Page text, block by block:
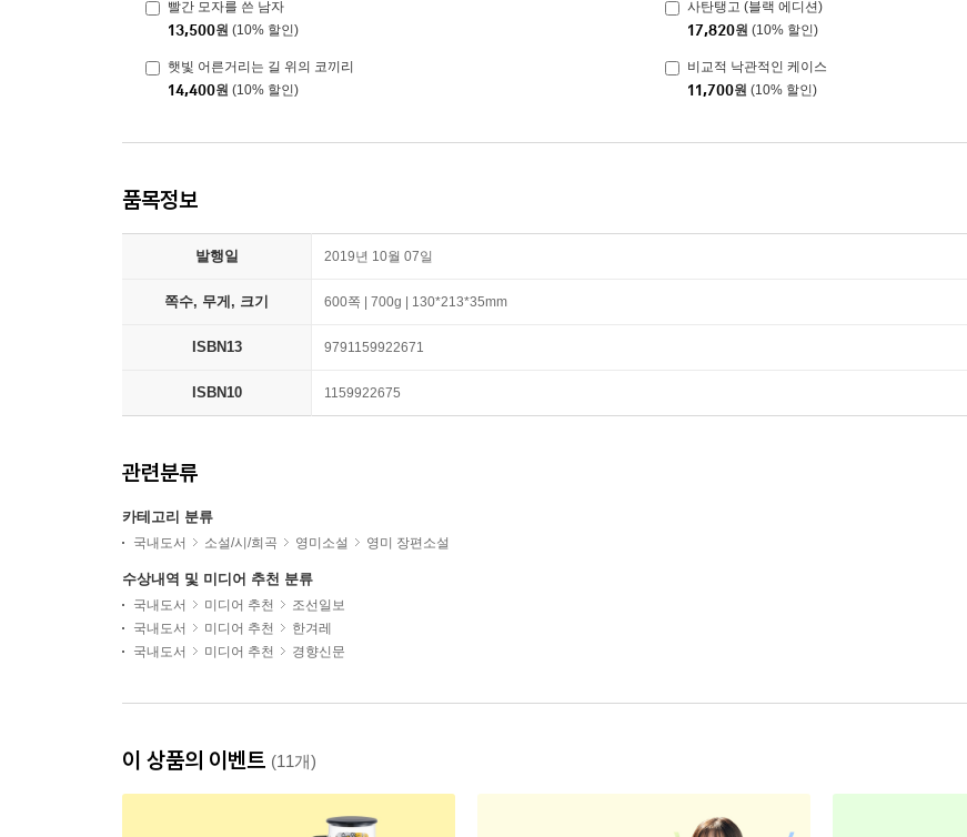
빨간 모자를 쓴 남자
13,500원 (10% 할인)
사탄탱고 (블랙 에디션)
17,820원 (10% 할인)
햇빛 어른거리는 길 위의 코끼리
14,400원 (10% 할인)
비교적 낙관적인 케이스
11,700원 (10% 할인)
품목정보
발행일 2019년 10월 07일
쪽수, 무게, 크기 600쪽 | 700g | 130*213*35mm
ISBN13 9791159922671
ISBN10 1159922675
관련분류
카테고리 분류
국내도서 소설/시/희곡 영미소설 영미 장편소설
수상내역 및 미디어 추천 분류
국내도서 미디어 추천
조선일보
국내도서
미디어 추천
한겨레
국내도서
미디어 추천 경향신문
이 상품의 이벤트 (11개)